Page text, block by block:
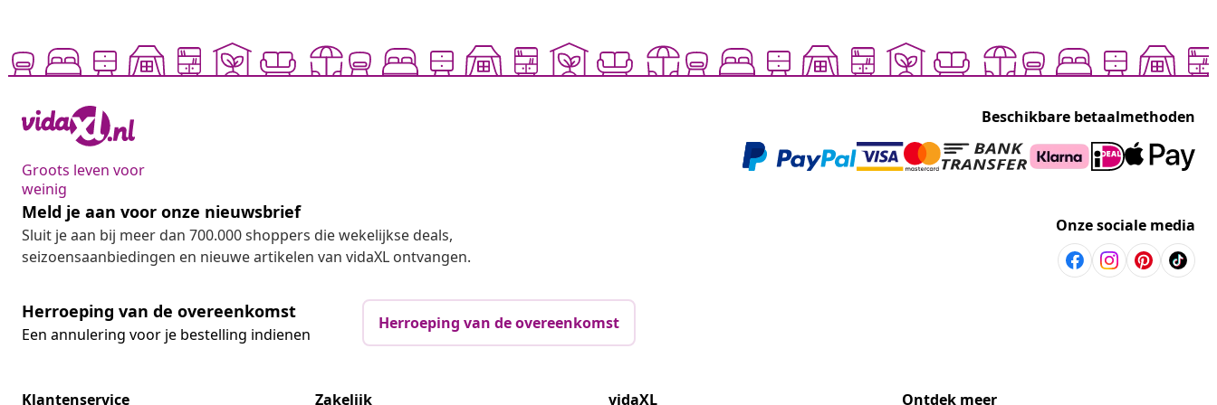
Groots leven voor
weinig
Beschikbare betaalmethoden
Meld je aan voor onze nieuwsbrief
Sluit je aan bij meer dan 700.000 shoppers die wekelijkse deals,
seizoensaanbiedingen en nieuwe artikelen van vidaXL ontvangen.
Onze sociale media
Herroeping van de overeenkomst
Een annulering voor je bestelling indienen
Herroeping van de overeenkomst
Klantenservice Zakelijk vidaXL Ontdek meer